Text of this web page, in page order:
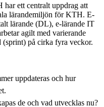
ett centralt uppdrag att
lärandemiljön för KTH. E-
lärande (DL), e-lärande IT
agilt med varierande
på cirka fyra veckor.
uppdateras och hur
de och vad utvecklas nu?